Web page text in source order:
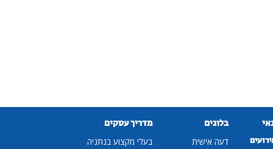
בלוגים
דעה אישית
מדריך עסקים
בעלי מקצוע בנתניה